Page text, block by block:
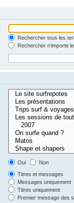
Rechercher tous les
Rechercher n’importe
Oui
Non
Titres et messages
Messages uniquement
Titres uniquement
Premier message des